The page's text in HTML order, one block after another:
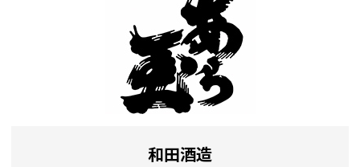
和田酒造